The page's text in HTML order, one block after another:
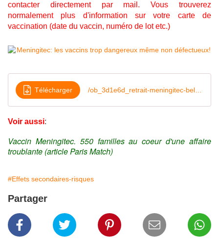
contacter directement par mail. Vous trouverez
normalement plus d'information sur votre carte de
vaccination (date du vaccin, numéro de lot etc.)
Télécharger
Voir aussi:
Vaccin Meningitec. 550 familles au coeur d'une affaire
troublante (article Paris Match)
#Effets secondaires-risques
Partager